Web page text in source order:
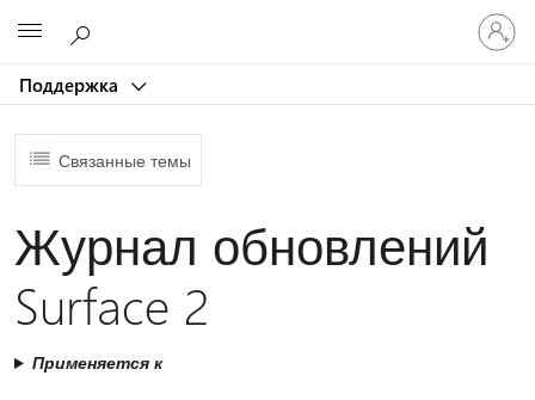
Поддержка
Связанные темы
Журнал обновлений
Surface 2
Применяется к